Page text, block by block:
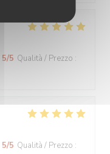
5/5 Qualità / Prezzo :
5/5 Qualità / Prezzo :